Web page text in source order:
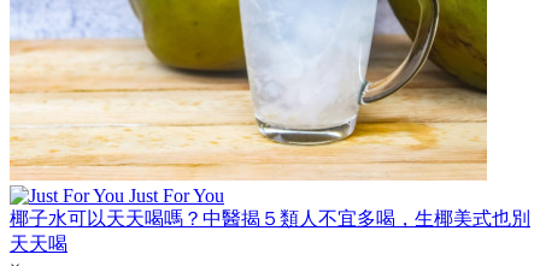
Just For You
椰子水可以天天喝嗎？中醫揭５類人不宜多喝，生椰美式也別
天天喝